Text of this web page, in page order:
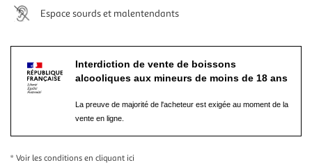
Espace sourds et malentendants
Interdiction de vente de boissons
alcooliques aux mineurs de moins de 18 ans
La preuve de majorité de l'acheteur est exigée au moment de la
vente en ligne.
* Voir les conditions en cliquant ici